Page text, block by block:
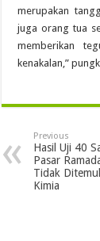
merupakan
juga orang tua
memberikan
kenakalan,”
Previous
Hasil Uji 40
Pasar
Tidak
Kimia